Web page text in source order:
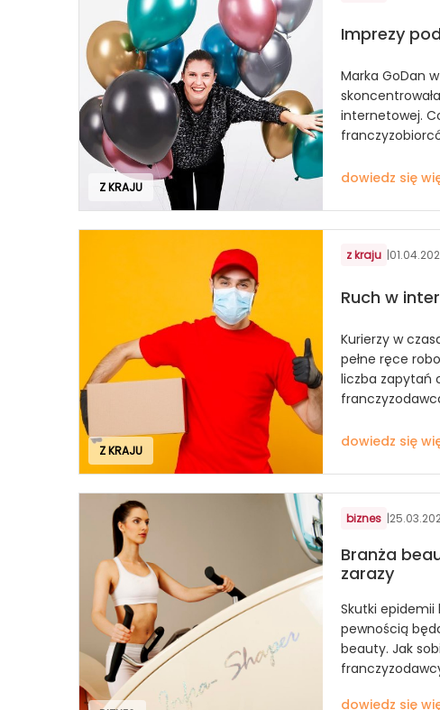
Z KRAJU
Imprezy
Marka GoDan
internetowej.
dowiedz się
Z KRAJU
z kraju |
Ruch w
Kurierzy w
pełne ręce
liczba zapytań
dowiedz się
biznes |
Branża
zarazy
Skutki epidemii
pewnością
beauty. Jak
dowiedz się